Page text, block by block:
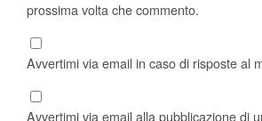
prossima volta che commento.
Avvertimi via email in caso di risposte al
Avvertimi via email alla pubblicazione di